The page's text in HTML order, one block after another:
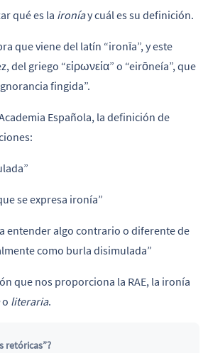
qué es la ironíay cuál es su definición.
que viene del latín “ironīa”, y este
del griego “εἰρωνεία” o “eirōneía”, que
fingida”.
Española, la definición de
se expresa ironía”
entender algo contrario o diferente de
como burla disimulada”
que nos proporciona la RAE, la ironía
o literaria.
retóricas”?